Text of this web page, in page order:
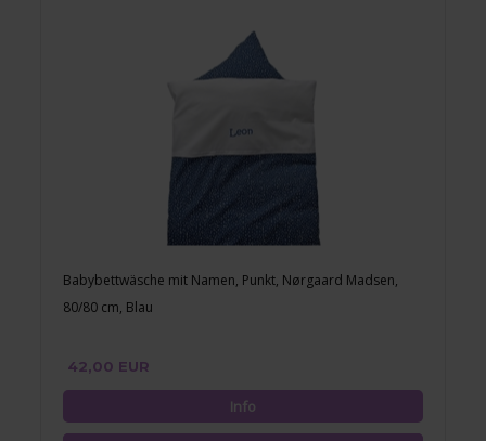
Babybettwäsche mit Namen, Punkt, Nørgaard Madsen,
80/80 cm, Blau
42,00 EUR